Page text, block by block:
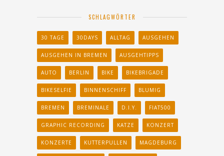
SCHLAGWÖRTER
30 TAGE 30DAYS ALLTAG AUSGEHEN
AUSGEHEN IN BREMEN AUSGEHTIPPS
AUTO BERLIN BIKE BIKEBRIGADE
BIKESELFIE BINNENSCHIFF BLUMIG
BREMEN BREMINALE D.I.Y. FIAT500
GRAPHIC RECORDING KATZE KONZERT
KONZERTE KUTTERPULLEN MAGDEBURG